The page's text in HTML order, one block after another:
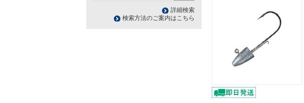
詳細検索
検索方法のご案内はこちら